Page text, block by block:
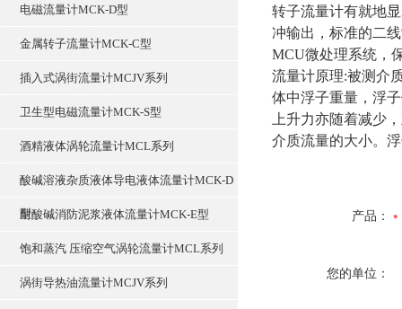
电磁流量计MCK-D型
金属转子流量计MCK-C型
插入式涡街流量计MCJV系列
卫生型电磁流量计MCK-S型
酒精液体涡轮流量计MCL系列
酸碱溶液杂质液体导电液体流量计MCK-D
型
耐酸碱消防泥浆液体流量计MCK-E型
饱和蒸汽 压缩空气涡轮流量计MCL系列
涡街导热油流量计MCJV系列
转子流量计有就地
冲输出，标准的二
MCU微处理系统，
流量计原理:被测介
体中浮子重量，浮
上升力亦随着减少
介质流量的大小。
产品：
您的单位：